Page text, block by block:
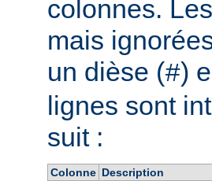
colonnes.
mais
un dièse (#)
lignes sont
suit :
Colonne Description